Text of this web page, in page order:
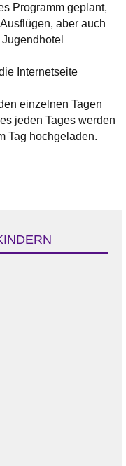
Programm geplant,
aber auch
Internetseite
einzelnen Tagen
jeden Tages werden
Tag hochgeladen.